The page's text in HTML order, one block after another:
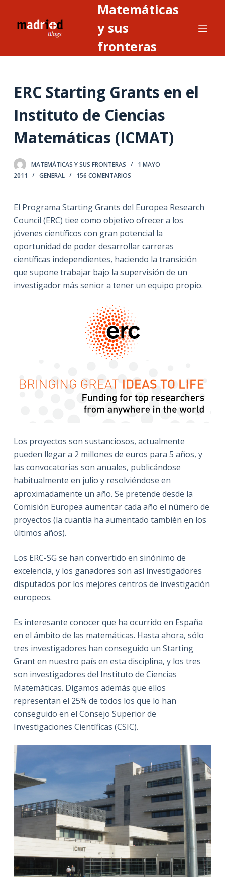
e
n
d
o
Matemáticas
y sus
fronteras
ERC Starting Grants en el
Instituto de Ciencias
Matemáticas (ICMAT)
MATEMÁTICAS Y SUS FRONTERAS
1 MAYO
2011
GENERAL 156 COMENTARIOS
El Programa Starting Grants del Europea Research
Council (ERC) tiee como objetivo ofrecer a los
jóvenes científicos con gran potencial la
oportunidad de poder desarrollar carreras
científicas independientes, haciendo la transición
que supone trabajar bajo la supervisión de un
investigador más senior a tener un equipo propio.
Los proyectos son sustanciosos, actualmente
pueden llegar a 2 millones de euros para 5 años, y
las convocatorias son anuales, publicándose
habitualmente en julio y resolviéndose en
aproximadamente un año. Se pretende desde la
Comisión Europea aumentar cada año el número de
proyectos (la cuantía ha aumentado también en los
últimos años).
Los ERC-SG se han convertido en sinónimo de
excelencia, y los ganadores son así investigadores
disputados por los mejores centros de investigación
europeos.
Es interesante conocer que ha ocurrido en España
en el ámbito de las matemáticas. Hasta ahora, sólo
tres investigadores han conseguido un Starting
Grant en nuestro país en esta disciplina, y los tres
son investigadores del Instituto de Ciencias
Matemáticas. Digamos además que ellos
representan el 25% de todos los que lo han
conseguido en el Consejo Superior de
Investigaciones Científicas (CSIC).